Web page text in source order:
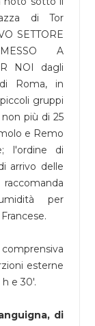
di Tor
SETTORE
A
NOI dagli
Roma, in
gruppi
più di 25
e Remo
l'ordine di
arrivo delle
per
esterne
e 30'.
di